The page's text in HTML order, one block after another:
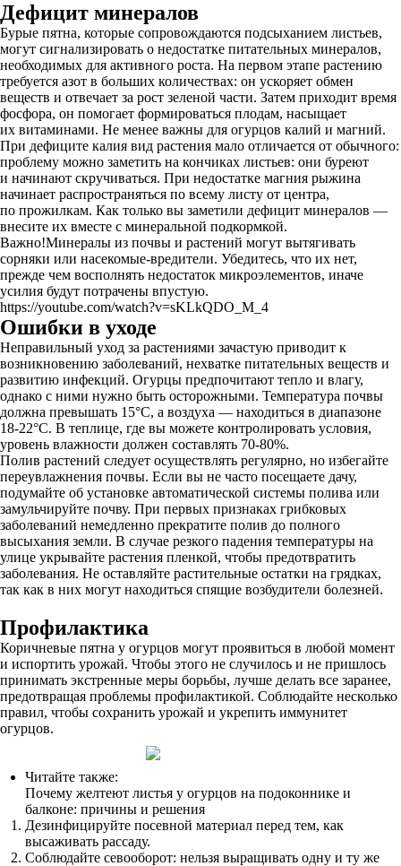
Дефицит минералов
Бурые пятна, которые сопровождаются подсыханием листьев,
могут сигнализировать о недостатке питательных минералов,
необходимых для активного роста. На первом этапе растению
требуется азот в больших количествах: он ускоряет обмен
веществ и отвечает за рост зеленой части. Затем приходит время
фосфора, он помогает формироваться плодам, насыщает
их витаминами. Не менее важны для огурцов калий и магний.
При дефиците калия вид растения мало отличается от обычного:
проблему можно заметить на кончиках листьев: они буреют
и начинают скручиваться. При недостатке магния рыжина
начинает распространяться по всему листу от центра,
по прожилкам. Как только вы заметили дефицит минералов —
внесите их вместе с минеральной подкормкой.
Важно!Минералы из почвы и растений могут вытягивать
сорняки или насекомые-вредители. Убедитесь, что их нет,
прежде чем восполнять недостаток микроэлементов, иначе
усилия будут потрачены впустую.
https://youtube.com/watch?v=sKLkQDO_M_4
Ошибки в уходе
Неправильный уход за растениями зачастую приводит к
возникновению заболеваний, нехватке питательных веществ и
развитию инфекций. Огурцы предпочитают тепло и влагу,
однако с ними нужно быть осторожными. Температура почвы
должна превышать 15°C, а воздуха — находиться в диапазоне
18-22°C. В теплице, где вы можете контролировать условия,
уровень влажности должен составлять 70-80%.
Полив растений следует осуществлять регулярно, но избегайте
переувлажнения почвы. Если вы не часто посещаете дачу,
подумайте об установке автоматической системы полива или
замульчируйте почву. При первых признаках грибковых
заболеваний немедленно прекратите полив до полного
высыхания земли. В случае резкого падения температуры на
улице укрывайте растения пленкой, чтобы предотвратить
заболевания. Не оставляйте растительные остатки на грядках,
так как в них могут находиться спящие возбудители болезней.
Профилактика
Коричневые пятна у огурцов могут проявиться в любой момент
и испортить урожай. Чтобы этого не случилось и не пришлось
принимать экстренные меры борьбы, лучше делать все заранее,
предотвращая проблемы профилактикой. Соблюдайте несколько
правил, чтобы сохранить урожай и укрепить иммунитет
огурцов.
Читайте также:
Почему желтеют листья у огурцов на подоконнике и
балконе: причины и решения
Дезинфицируйте посевной материал перед тем, как
высаживать рассаду.
Соблюдайте севооборот: нельзя выращивать одну и ту же